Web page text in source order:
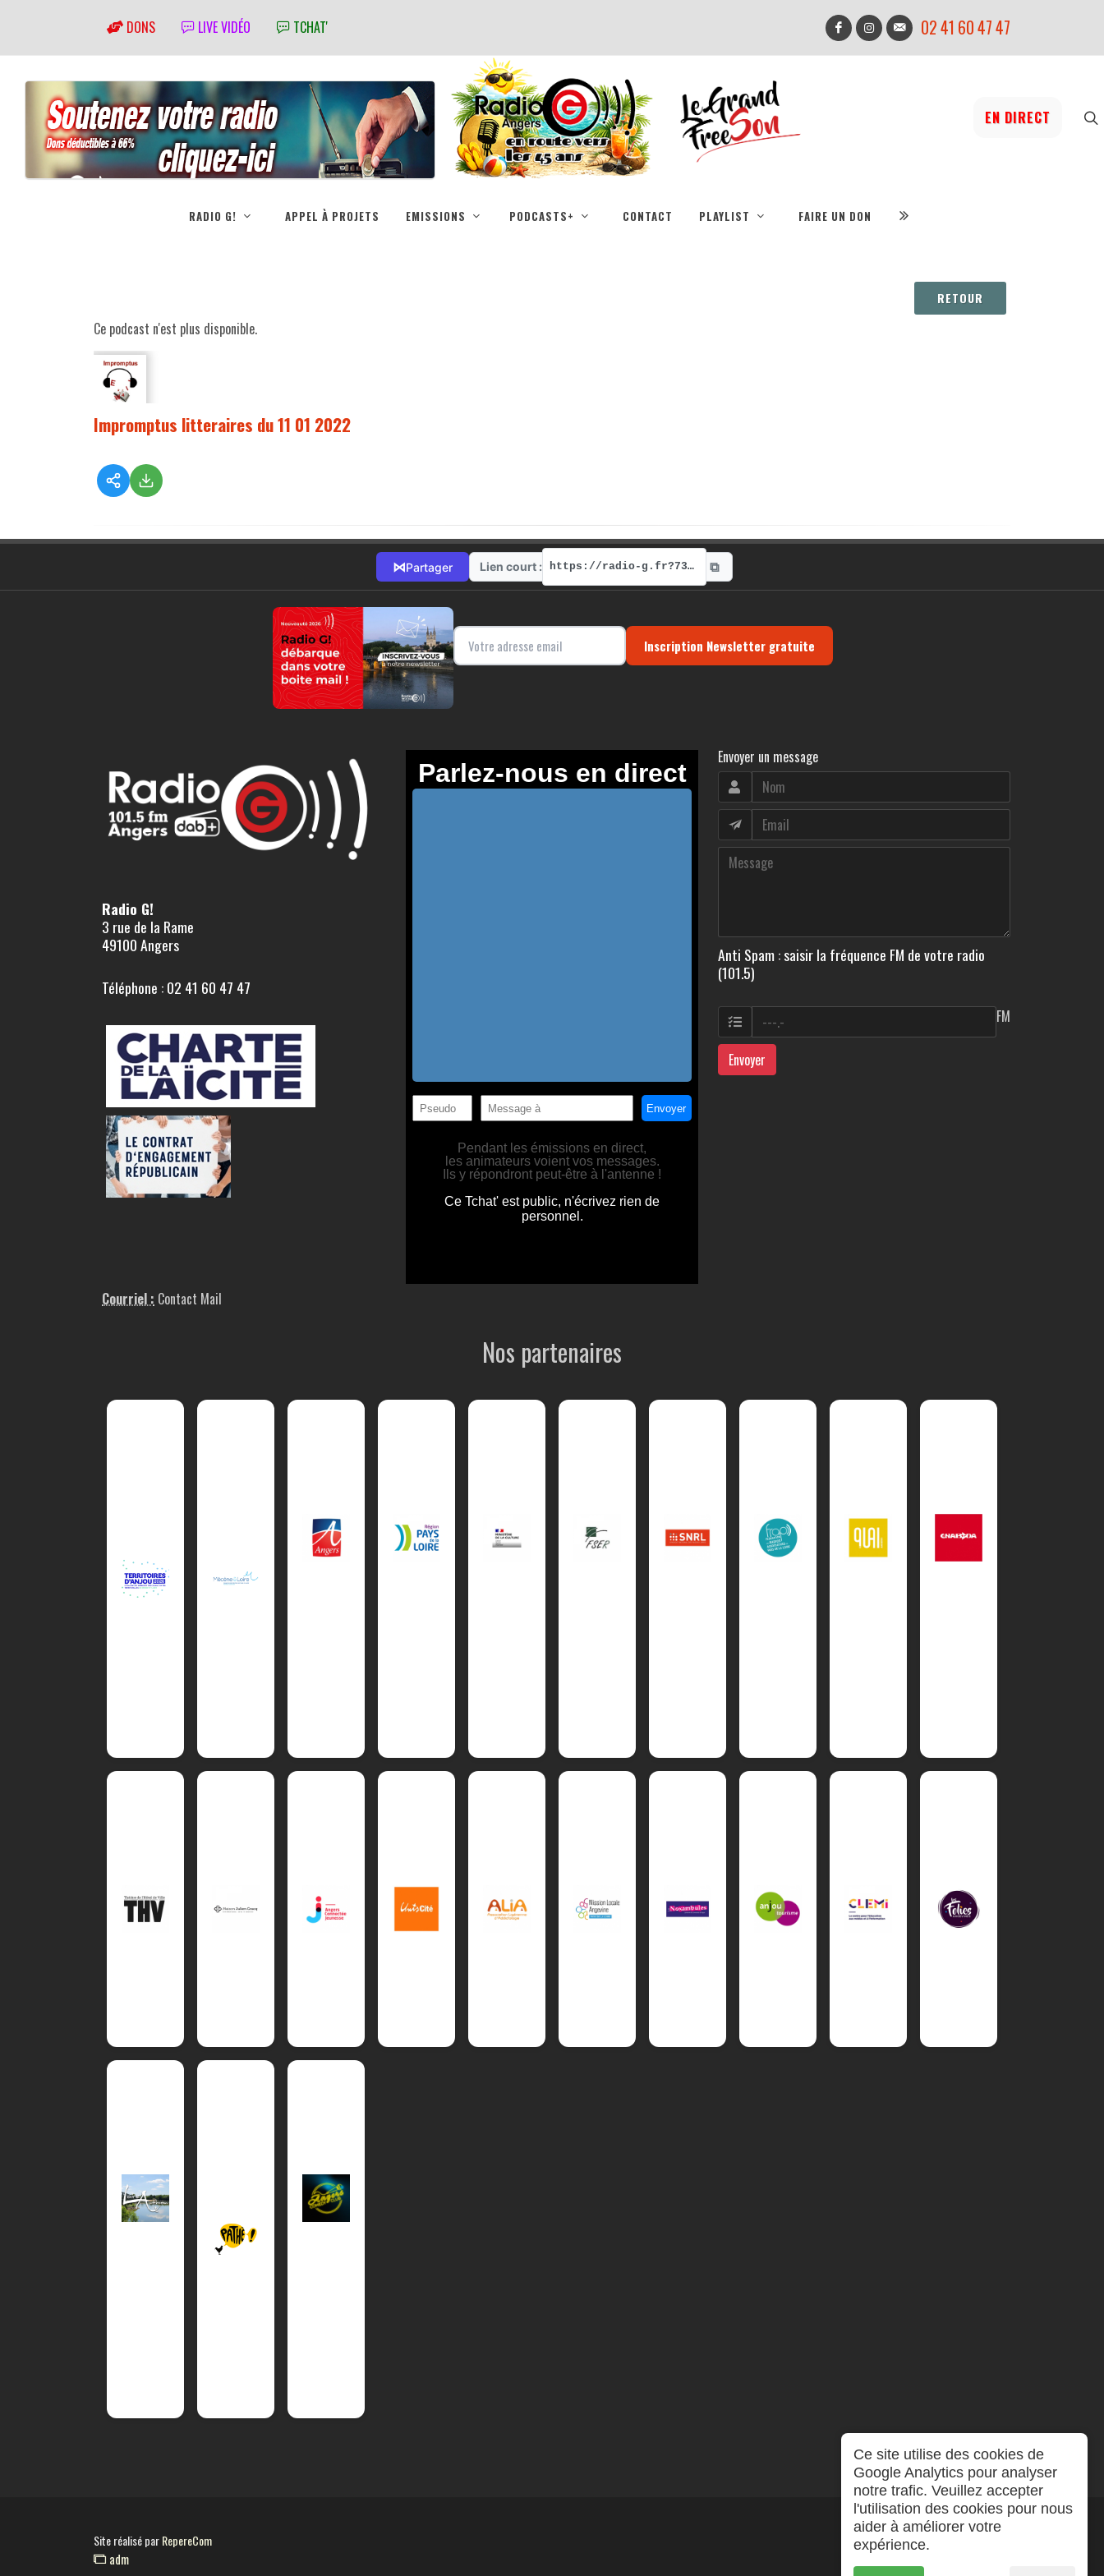
DONS LIVE VIDÉO TCHAT' 02 41 60 47 47
EN DIRECT
RADIO G! APPEL À PROJETS EMISSIONS PODCASTS+ CONTACT PLAYLIST FAIRE UN DON
RETOUR
Ce podcast n'est plus disponible.
Impromptus litteraires du 11 01 2022
⋈Partager Lien court : https://radio-g.fr?7375 ⧉
Inscription Newsletter gratuite
Radio G!
3 rue de la Rame
49100 Angers
Téléphone : 02 41 60 47 47
Courriel : Contact Mail
Envoyer un message
Anti Spam : saisir la fréquence FM de votre radio
(101.5)
FM
Envoyer
Nos partenaires
Site réalisé parRepereCom
adm
Ce site utilise des cookies de
Google Analytics pour analyser
notre trafic. Veuillez accepter
l'utilisation des cookies pour nous
aider à améliorer votre
expérience.